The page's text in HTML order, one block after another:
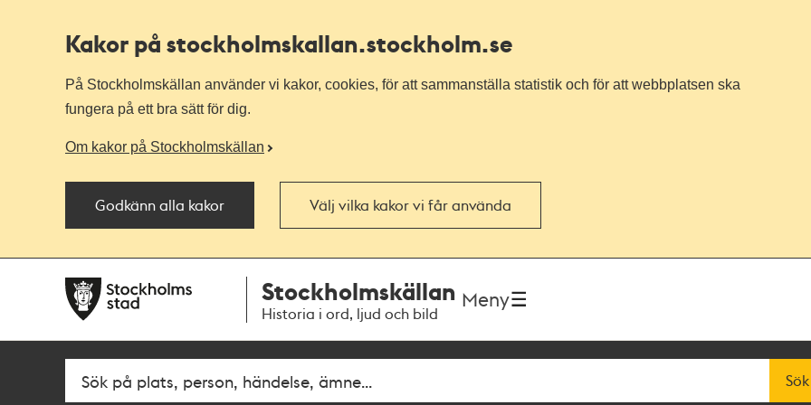
Kakor på stockholmskallan.stockholm.se
På Stockholmskällan använder vi kakor, cookies, för att sammanställa statistik och för att webbplatsen ska
fungera på ett bra sätt för dig.
Om kakor på Stockholmskällan
Godkänn alla kakor Välj vilka kakor vi får använda
navigationen
huvudinnehållet
Stockholmskällan
Historia i ord, ljud och bild
Meny
Fritextsök Sök